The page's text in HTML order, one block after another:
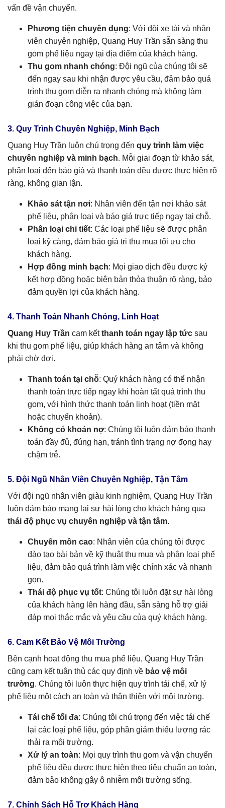
vấn đề vận chuyển.
Phương tiện chuyên dụng: Với đội xe tải và nhân
viên chuyên nghiệp, Quang Huy Trần sẵn sàng thu
gom phế liệu ngay tại địa điểm của khách hàng.
Thu gom nhanh chóng: Đội ngũ của chúng tôi sẽ
đến ngay sau khi nhận được yêu cầu, đảm bảo quá
trình thu gom diễn ra nhanh chóng mà không làm
gián đoạn công việc của bạn.
3. Quy Trình Chuyên Nghiệp, Minh Bạch
Quang Huy Trần luôn chú trọng đến quy trình làm việc
chuyên nghiệp và minh bạch. Mỗi giai đoạn từ khảo sát,
phân loại đến báo giá và thanh toán đều được thực hiện rõ
ràng, không gian lận.
Khảo sát tận nơi: Nhân viên đến tận nơi khảo sát
phế liệu, phân loại và báo giá trực tiếp ngay tại chỗ.
Phân loại chi tiết: Các loại phế liệu sẽ được phân
loại kỹ càng, đảm bảo giá trị thu mua tối ưu cho
khách hàng.
Hợp đồng minh bạch: Mọi giao dịch đều được ký
kết hợp đồng hoặc biên bản thỏa thuận rõ ràng, bảo
đảm quyền lợi của khách hàng.
4. Thanh Toán Nhanh Chóng, Linh Hoạt
Quang Huy Trần cam kếtthanh toán ngay lập tức sau
khi thu gom phế liệu, giúp khách hàng an tâm và không
phải chờ đợi.
Thanh toán tại chỗ: Quý khách hàng có thể nhận
thanh toán trực tiếp ngay khi hoàn tất quá trình thu
gom, với hình thức thanh toán linh hoạt (tiền mặt
hoặc chuyển khoản).
Không có khoản nợ: Chúng tôi luôn đảm bảo thanh
toán đầy đủ, đúng hạn, tránh tình trạng nợ đọng hay
chậm trễ.
5. Đội Ngũ Nhân Viên Chuyên Nghiệp, Tận Tâm
Với đội ngũ nhân viên giàu kinh nghiệm, Quang Huy Trần
luôn đảm bảo mang lại sự hài lòng cho khách hàng qua
thái độ phục vụ chuyên nghiệp và tận tâm.
Chuyên môn cao: Nhân viên của chúng tôi được
đào tạo bài bản về kỹ thuật thu mua và phân loại phế
liệu, đảm bảo quá trình làm việc chính xác và nhanh
gọn.
Thái độ phục vụ tốt: Chúng tôi luôn đặt sự hài lòng
của khách hàng lên hàng đầu, sẵn sàng hỗ trợ giải
đáp mọi thắc mắc và yêu cầu của quý khách hàng.
6. Cam Kết Bảo Vệ Môi Trường
Bên cạnh hoạt động thu mua phế liệu, Quang Huy Trần
cũng cam kết tuân thủ các quy định về bảo vệ môi
trường. Chúng tôi luôn thực hiện quy trình tái chế, xử lý
phế liệu một cách an toàn và thân thiện với môi trường.
Tái chế tối đa: Chúng tôi chú trọng đến việc tái chế
lại các loại phế liệu, góp phần giảm thiểu lượng rác
thải ra môi trường.
Xử lý an toàn: Mọi quy trình thu gom và vận chuyển
phế liệu đều được thực hiện theo tiêu chuẩn an toàn,
đảm bảo không gây ô nhiễm môi trường sống.
7. Chính Sách Hỗ Trợ Khách Hàng